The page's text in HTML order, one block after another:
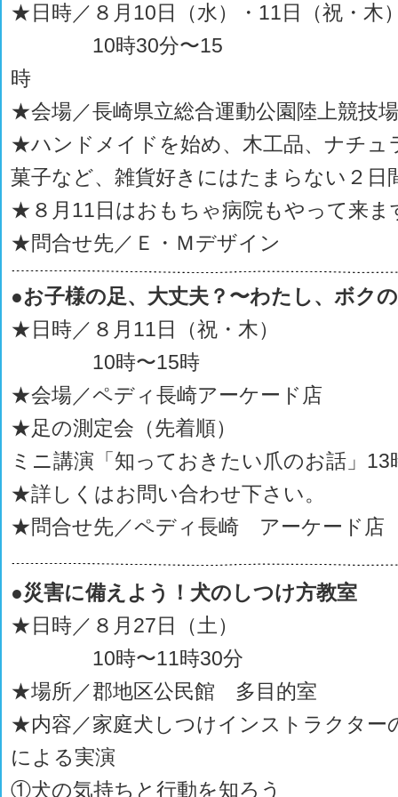
★日時／８月10日（水）・11日（祝・木
10時30分〜15
時
★会場／長崎県立総合運動公園陸上競技
★ハンドメイドを始め、木工品、ナチュ
菓子など、雑貨好きにはたまらない２日
★８月11日はおもちゃ病院もやって来ま
★問合せ先／Ｅ・Ｍデザイン
●お子様の足、大丈夫？〜わたし、ボク
★日時／８月11日（祝・木）
10時〜15時
★会場／ペディ長崎アーケード店
★足の測定会（先着順）
ミニ講演「知っておきたい爪のお話」13
★詳しくはお問い合わせ下さい。
★問合せ先／ペディ長崎 アーケード店
●災害に備えよう！犬のしつけ方教室
★日時／８月27日（土）
10時〜11時30分
★場所／郡地区公民館 多目的室
★内容／家庭犬しつけインストラクター
による実演
①犬の気持ちと行動を知ろう